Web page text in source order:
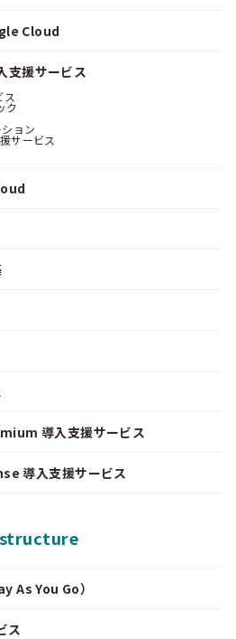
Cloud
支援サービス
ス
ク
ョン
サービス
導入支援サービス
導入支援サービス
As You Go）
ス